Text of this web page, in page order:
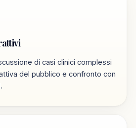
di casi clinici complessi
del pubblico e confronto con